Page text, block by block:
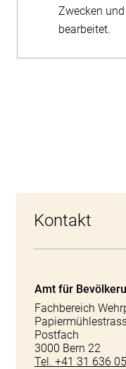
Zwecken
bearbeitet.
Kontakt
Amt für
Fachbereich
Postfach
3000 Bern 22
Tel. +41 31 636